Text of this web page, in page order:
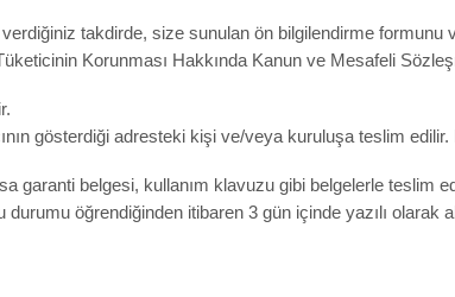
takdirde, size sunulan ön bilgilendirme formunu
Tüketicinin Korunması Hakkında Kanun ve Mesafeli
gösterdiği adresteki kişi ve/veya kuruluşa teslim
garanti belgesi, kullanım klavuzu gibi belgelerle teslim
durumu öğrendiğinden itibaren 3 gün içinde yazılı